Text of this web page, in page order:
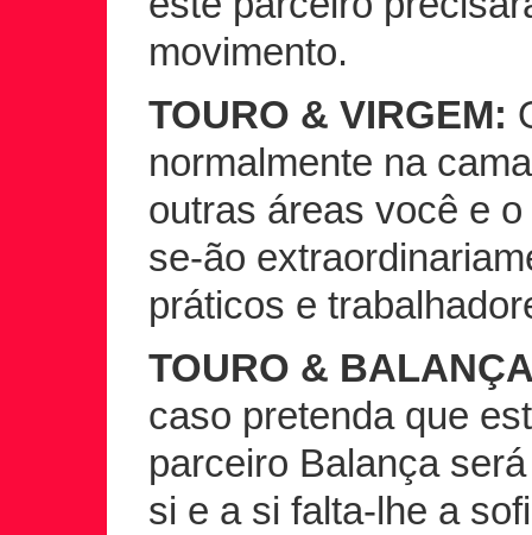
movimento.
TOURO & VIRGEM:
normalmente na
outras áreas você e
se-ão
práticos e
TOURO &
caso pretenda que
parceiro Balança
si e a si falta-lhe a